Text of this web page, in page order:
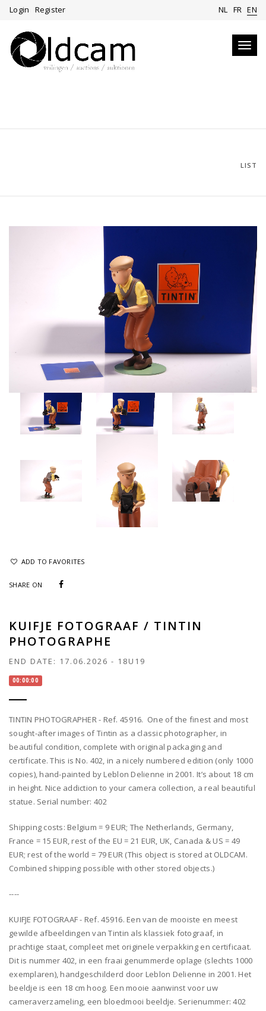
Login Register NL FR EN
LIST
ADD TO FAVORITES
SHARE ON
KUIFJE FOTOGRAAF / TINTIN
PHOTOGRAPHE
END DATE: 17.06.2026 - 18U19
00:00:00
TINTIN PHOTOGRAPHER - Ref. 45916. One of the finest and most
sought-after images of Tintin as a classic photographer, in
beautiful condition, complete with original packaging and
certificate. This is No. 402, in a nicely numbered edition (only 1000
copies), hand-painted by Leblon Delienne in 2001. It’s about 18 cm
in height. Nice addiction to your camera collection, a real beautiful
statue. Serial number: 402
Shipping costs: Belgium = 9 EUR; The Netherlands, Germany,
France = 15 EUR, rest of the EU = 21 EUR, UK, Canada & US = 49
EUR; rest of the world = 79 EUR (This object is stored at OLDCAM.
Combined shipping possible with other stored objects.)
----
KUIFJE FOTOGRAAF - Ref. 45916. Een van de mooiste en meest
gewilde afbeeldingen van Tintin als klassiek fotograaf, in
prachtige staat, compleet met originele verpakking en certificaat.
Dit is nummer 402, in een fraai genummerde oplage (slechts 1000
exemplaren), handgeschilderd door Leblon Delienne in 2001. Het
beeldje is een 18 cm hoog. Een mooie aanwinst voor uw
cameraverzameling, een bloedmooi beeldje. Serienummer: 402